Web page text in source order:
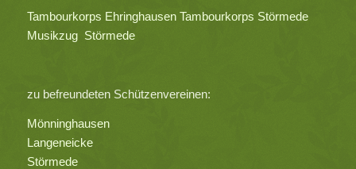
Tambourkorps Ehringhausen Tambourkorps Störmede
Musikzug Störmede
zu befreundeten Schützenvereinen:
Mönninghausen
Langeneicke
Störmede